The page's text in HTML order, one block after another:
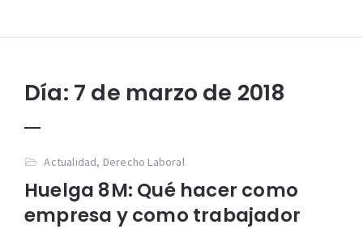
Día: 7 de marzo de 2018
Actualidad, Derecho Laboral
Huelga 8M: Qué hacer como
empresa y como trabajador